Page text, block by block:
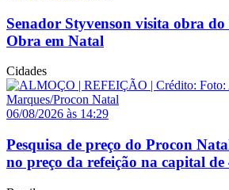
Senador Styvenson visita obra
Obra em Natal
Cidades
06/08/2026 às 14:29
Pesquisa de preço do Procon
no preço da refeição na capital de